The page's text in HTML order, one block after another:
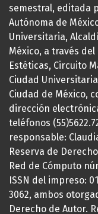
semestral, editada
Autónoma de
Universitaria,
México, a través
Estéticas, Circuito
Ciudad
Ciudad de México,
dirección
teléfonos
responsable:
Reserva de
Red de Cómputo
ISSN del impreso:
3062, ambos
Derecho de Autor.